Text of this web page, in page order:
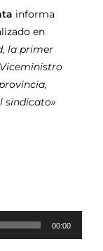
informa
en
la primer
sindicato»
00:00